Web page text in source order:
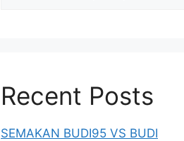
Recent Posts
SEMAKAN BUDI95 VS BUDI